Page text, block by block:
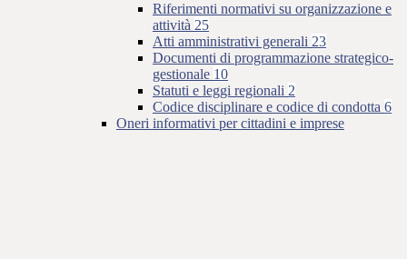
Riferimenti normativi su organizzazione e
attività 25
Atti amministrativi generali 23
Documenti di programmazione strategico-
gestionale 10
Statuti e leggi regionali 2
Codice disciplinare e codice di condotta 6
Oneri informativi per cittadini e imprese